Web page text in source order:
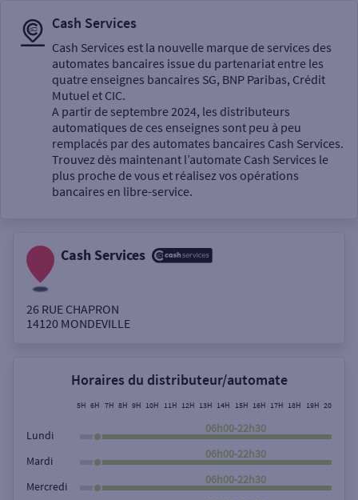
Sélectionnez votre recherche
Un service
Autour de moi
Rue
Rechercher
Cash Services
Cash Services est la nouvelle marque de services des
automates bancaires issue du partenariat entre les
quatre enseignes bancaires SG, BNP Paribas, Crédit
Mutuel et CIC.
A partir de septembre 2024, les distributeurs
automatiques de ces enseignes sont peu à peu
remplacés par des automates bancaires Cash Services.
Trouvez dès maintenant l’automate Cash Services le
plus proche de vous et réalisez vos opérations
bancaires en libre-service.
Cash Services
26 RUE CHAPRON
14120 MONDEVILLE
Horaires du distributeur/automate
5H 6H 7H 8H 9H 10H 11H 12H 13H 14H 15H 16H 17H 18H 19H 20H
Lundi
06h00-22h30
Mardi
06h00-22h30
Mercredi
06h00-22h30